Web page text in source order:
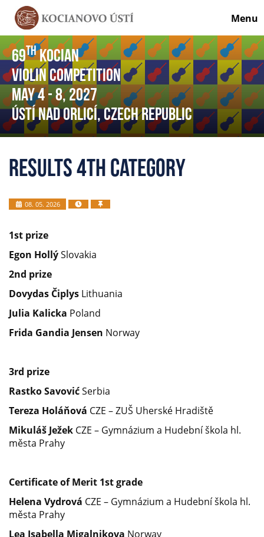
Menu
69thKocian
Violin Competition
May 4- 8, 2027
Ústí nad Orlicí, Czech Republic
Results 4th category
08. 05. 2026
1st prize
Egon HollýSlovakia
2nd prize
Dovydas Čiplys Lithuania
Julia Kalicka Poland
Frida Gandia Jensen Norway
3rd prize
Rastko SavovićSerbia
Tereza Holáňová CZE – ZUŠ Uherské Hradiště
Mikuláš Ježek CZE – Gymnázium a Hudební škola hl.
města Prahy
Certificate of Merit 1stgrade
Helena Vydrová CZE – Gymnázium a Hudební škola hl.
města Prahy
Lea Isabella Migalnikova Norway